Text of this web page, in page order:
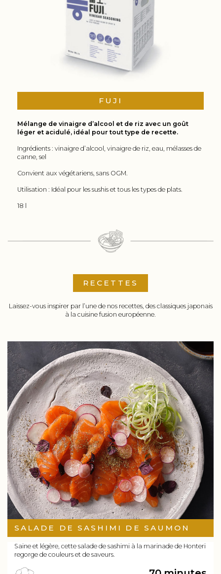
FUJI
Mélange de vinaigre d’alcool et de riz avec un goût
léger et acidulé, idéal pour tout type de recette.
Ingrédients : vinaigre d’alcool, vinaigre de riz, eau, mélasses de
canne, sel
Convient aux végétariens, sans OGM.
Utilisation : Idéal pour les sushis et tous les types de plats.
18 l
RECETTES
Laissez-vous inspirer par l’une de nos recettes, des classiques japonais
à la cuisine fusion européenne.
SALADE DE SASHIMI DE SAUMON
Saine et légère, cette salade de sashimi à la marinade de Honteri
regorge de couleurs et de saveurs.